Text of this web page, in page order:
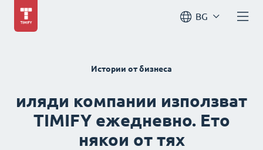
BG
Истории от бизнеса
иляди компании използват
TIMIFY ежедневно. Ето
някои от тях